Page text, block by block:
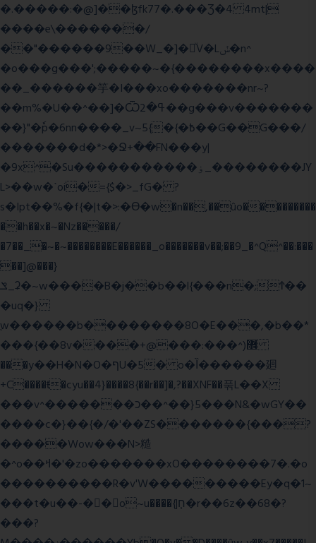
�.�����:�@]��ɮfk77�.���Ʒ�4 4mt|
����e\�������/
��"������9��W_�]�ͮV�Lݽ�n^
�o���g���';�����~�{��������x����
��_������竽�I���xo�������nr~?
��m%�U��^��]�Ѿߟ�2��g���v�������
��}"�ٗp�6nn����_v~5{�{�߿��G��G���/
�������d�*>�Ջ+��FN���y|
�9x^�Su�����������ۏ_��������JY
L>��w�ˋoi�={$�>_fG� ?
s�Ipt��%�f{�|t�>:�ϴ�w�n��,��ûo���������
��h��x�~�Nz�����/
�7��_�~�~��������E������_o�������v��;��9_�^Q^��:���
��]@���}
ݏ_ʡ�~w����B�j��b��l{���n�;Ϯ��
�uq�}
ֲw������b��������8O�E���,�b��*
���{��8v����+@���:���^)޾
���y��H�N�O�ףU�5� o�Ȉ������廻
+C����ŧ�cyu��4}����8{��r��]�,?��XNF��푺L��X
���v^�������כ��^��}5���N&�wGY��
����c�}��{�/�'��ZS�������{���?
�����Wow���N>糙
�^o��ߞ�'�zo�������xO��������7�.�o
����������R�v'W���������Ey�q�1~
���t�u��-�� o~u����{|ח֧�r��6z��68�?
���?